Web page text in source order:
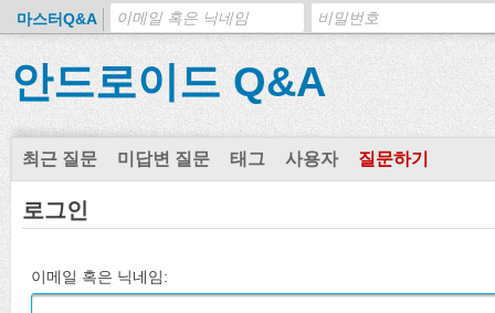
마스터Q&A
안드로이드 Q&A
최근 질문 미답변 질문 태그 사용자 질문하기
로그인
이메일 혹은 닉네임: